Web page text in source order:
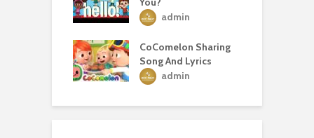
admin
CoComelon Sharing
Song And Lyrics
admin